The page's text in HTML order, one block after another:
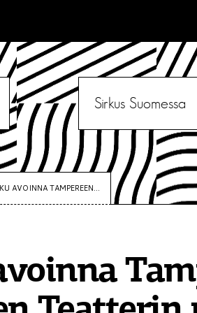
Sirkus Suomessa
AVOINNA TAMPEREEN...